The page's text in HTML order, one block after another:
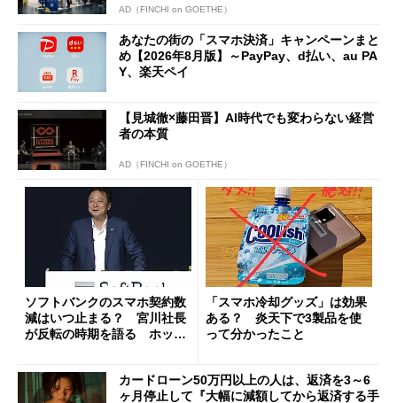
AD（FINCHI on GOETHE）
あなたの街の「スマホ決済」キャンペーンまと
め【2026年8月版】～PayPay、d払い、au PA
Y、楽天ペイ
【見城徹×藤田晋】AI時代でも変わらない経営
者の本質
AD（FINCHI on GOETHE）
ソフトバンクのスマホ契約数
減はいつ止まる？ 宮川社長
が反転の時期を語る ホッピ
「スマホ冷却グッズ」は効果
ある？ 炎天下で3製品を使
って分かったこと
カードローン50万円以上の人は、返済を3～6
ヶ月停止して『大幅に減額してから返済する手